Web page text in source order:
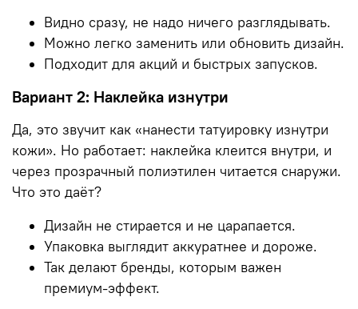
Видно сразу, не надо ничего разглядывать.
Можно легко заменить или обновить дизайн.
Подходит для акций и быстрых запусков.
Вариант 2: Наклейка изнутри
Да, это звучит как «нанести татуировку изнутри
кожи». Но работает: наклейка клеится внутри, и
через прозрачный полиэтилен читается снаружи.
Что это даёт?
Дизайн не стирается и не царапается.
Упаковка выглядит аккуратнее и дороже.
Так делают бренды, которым важен
премиум-эффект.